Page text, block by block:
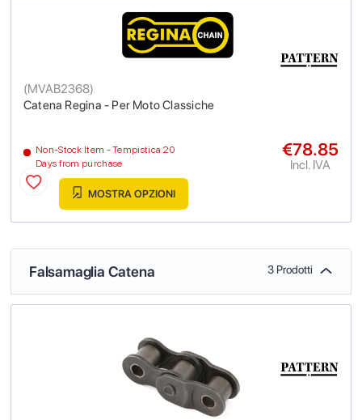
Catena Regina - Per Moto Classiche
(MVAB2368)
Non-Stock Item - Tempistica 20
Days from purchase
€78.85
Incl. IVA
MOSTRA OPZIONI
Falsamaglia Catena 3 Prodotti